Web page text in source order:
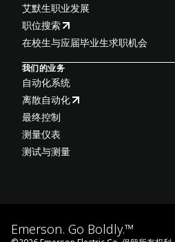
艾默生职业发展
职位搜索
在校生与应届毕业生求职机会
我们的业务
自动化系统
离散自动化
最终控制
测量仪表
测试与测量
Emerson. Go Boldly.™